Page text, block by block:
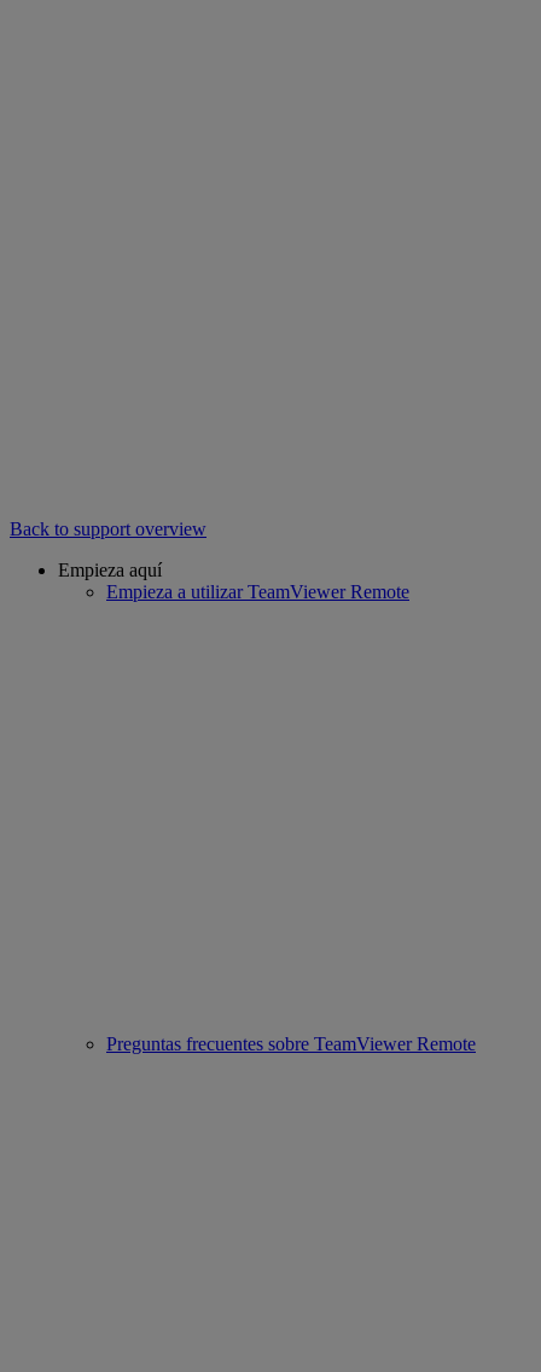
Back to support overview
Empieza aquí
Empieza a utilizar TeamViewer Remote
Preguntas frecuentes sobre TeamViewer Remote